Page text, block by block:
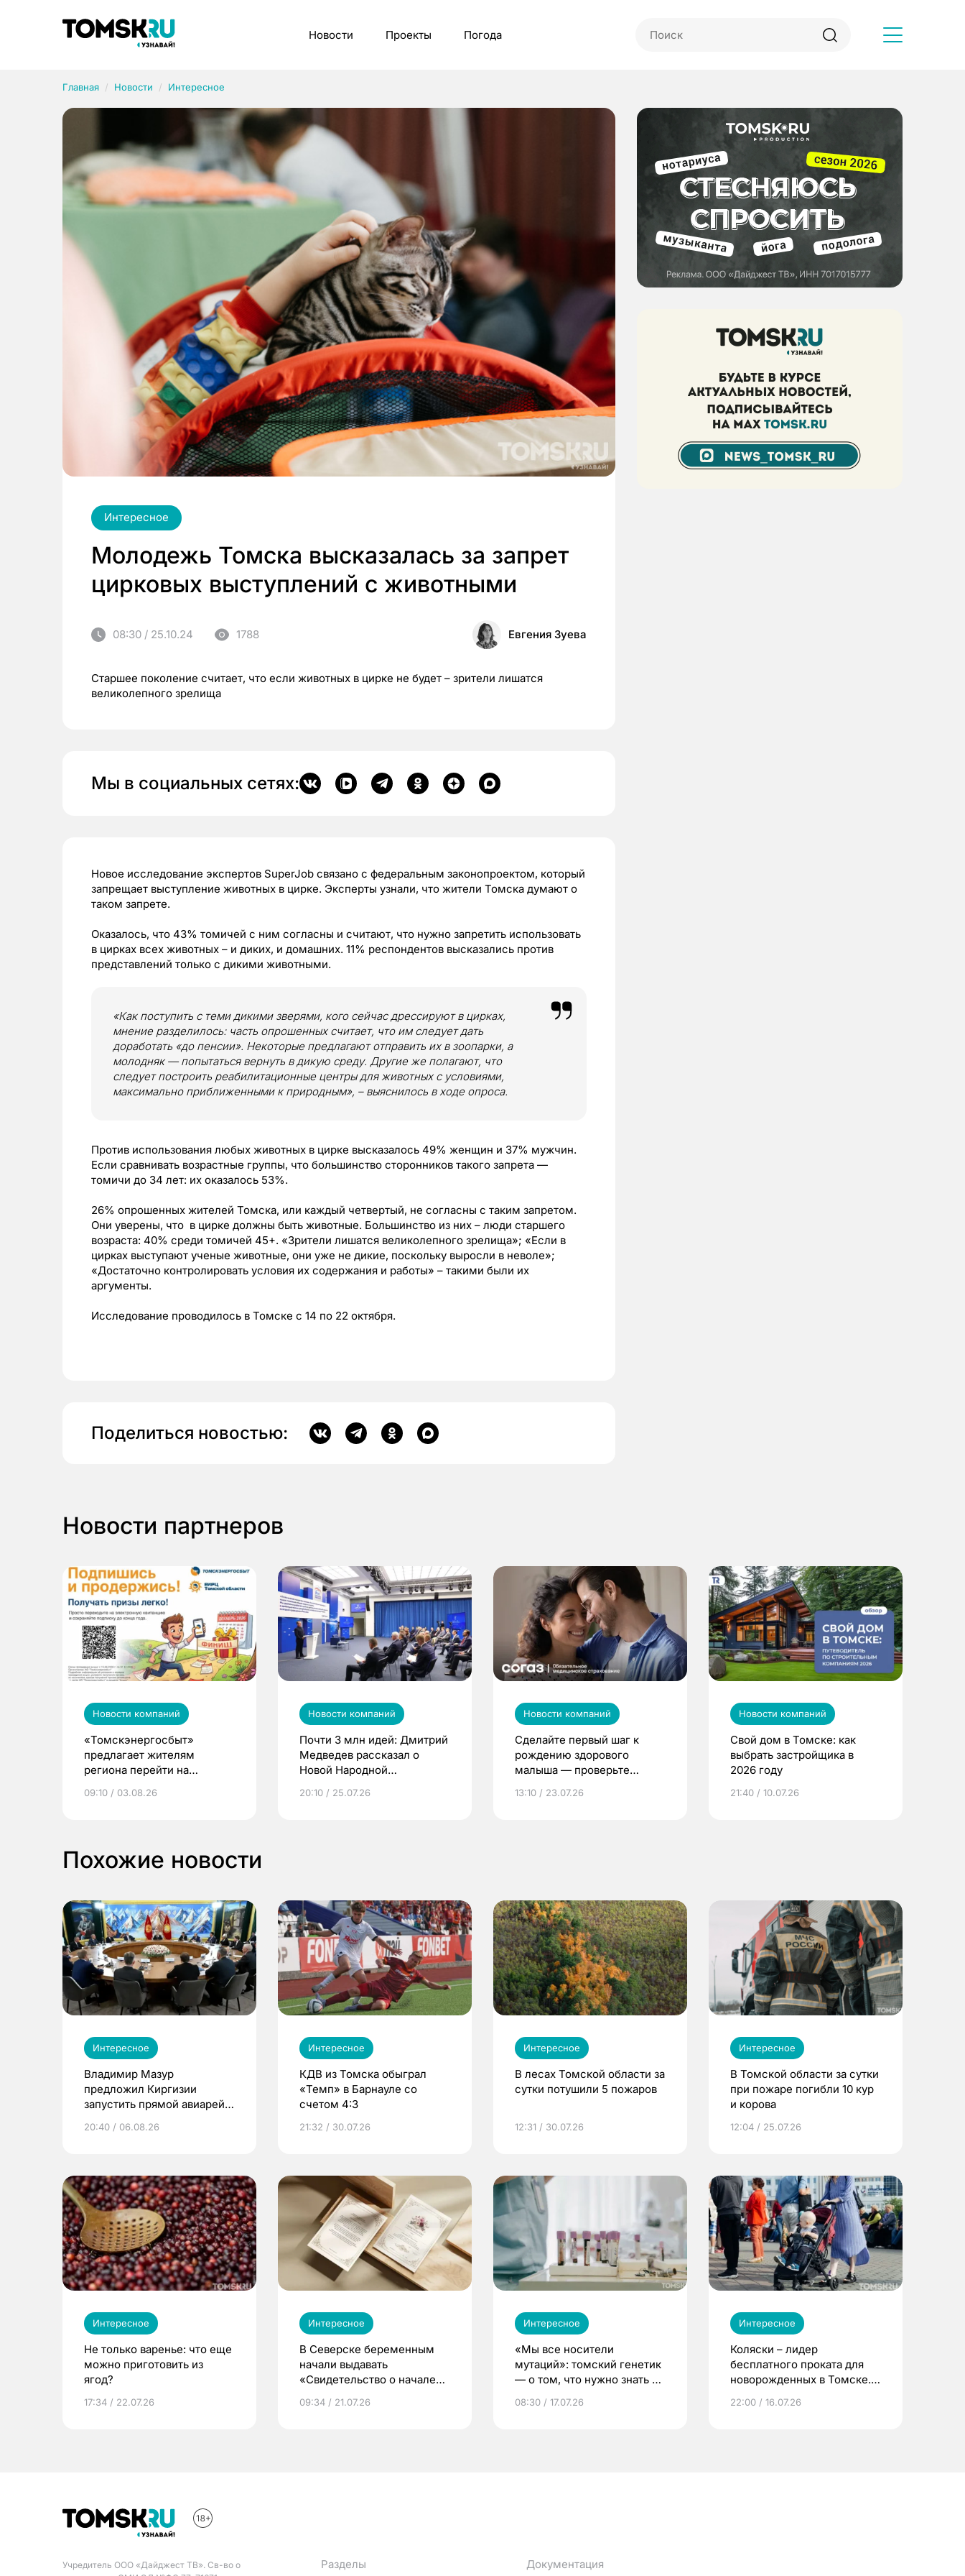
Новости Проекты Погода
Главная Новости Интересное
Интересное
Молодежь Томска высказалась за запрет
цирковых выступлений с животными
08:30 / 25.10.24 1788 Евгения Зуева
Старшее поколение считает, что если животных в цирке не будет – зрители лишатся
великолепного зрелища
Мы в социальных сетях:
Новое исследование экспертов SuperJob связано с федеральным законопроектом, который
запрещает выступление животных в цирке. Эксперты узнали, что жители Томска думают о
таком запрете.
Оказалось, что 43% томичей с ним согласны и считают, что нужно запретить использовать
в цирках всех животных – и диких, и домашних. 11% респондентов высказались против
представлений только с дикими животными.
«Как поступить с теми дикими зверями, кого сейчас дрессируют в цирках,
мнение разделилось: часть опрошенных считает, что им следует дать
доработать «до пенсии». Некоторые предлагают отправить их в зоопарки, а
молодняк — попытаться вернуть в дикую среду. Другие же полагают, что
следует построить реабилитационные центры для животных с условиями,
максимально приближенными к природным», – выяснилось в ходе опроса.
Против использования любых животных в цирке высказалось 49% женщин и 37% мужчин.
Если сравнивать возрастные группы, что большинство сторонников такого запрета —
томичи до 34 лет: их оказалось 53%.
26% опрошенных жителей Томска, или каждый четвертый, не согласны с таким запретом.
Они уверены, что в цирке должны быть животные. Большинство из них – люди старшего
возраста: 40% среди томичей 45+. «Зрители лишатся великолепного зрелища»; «Если в
цирках выступают ученые животные, они уже не дикие, поскольку выросли в неволе»;
«Достаточно контролировать условия их содержания и работы» – такими были их
аргументы.
Исследование проводилось в Томске с 14 по 22 октября.
Поделиться новостью:
Новости партнеров
Новости компаний
«Томскэнергосбыт»
предлагает жителям
региона перейти на
выиграть призы
09:10 / 03.08.26
Новости компаний
Почти 3 млн идей: Дмитрий
Медведев рассказал о
Новой Народной
20:10 / 25.07.26
Новости компаний
Сделайте первый шаг к
рождению здорового
малыша — проверьте
по ОМС!
13:10 / 23.07.26
Новости компаний
Свой дом в Томске: как
выбрать застройщика в
2026 году
21:40 / 10.07.26
Похожие новости
Интересное
Владимир Мазур
предложил Киргизии
запустить прямой авиарейс
20:40 / 06.08.26
Интересное
КДВ из Томска обыграл
«Темп» в Барнауле со
счетом 4:3
21:32 / 30.07.26
Интересное
В лесах Томской области за
сутки потушили 5 пожаров
12:31 / 30.07.26
Интересное
В Томской области за сутки
при пожаре погибли 10 кур
и корова
12:04 / 25.07.26
Интересное
Не только варенье: что еще
можно приготовить из
ягод?
17:34 / 22.07.26
Интересное
В Северске беременным
начали выдавать
«Свидетельство о начале
09:34 / 21.07.26
Интересное
«Мы все носители
мутаций»: томский генетик
— о том, что нужно знать до
08:30 / 17.07.26
Интересное
Коляски – лидер
бесплатного проката для
новорожденных в Томске.
22:00 / 16.07.26
Учредитель ООО «Дайджест ТВ». Св-во о
Разделы Документация
Рубрики